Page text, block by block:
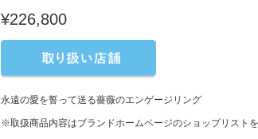
¥226,800
永遠の愛を誓って送る薔薇のエンゲージリング
※取扱商品内容はブランドホームページのショップリスト